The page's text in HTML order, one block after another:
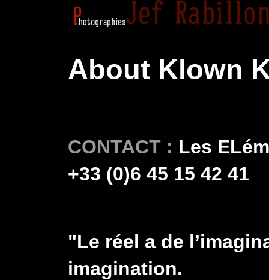
About Klown
CONTACT : Les
+33 (0)6 45 15 42 41
"Le réel a de
imagination.